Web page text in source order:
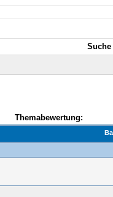
Suche
Themabewertung: